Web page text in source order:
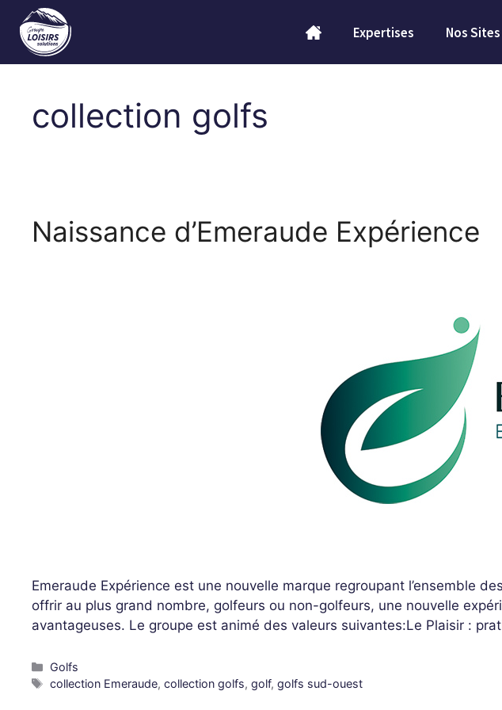
Expertises Nos Sites
collection golfs
Naissance d’Emeraude Expérience
Emeraude Expérience est une nouvelle marque regroupant l’ensemble
offrir au plus grand nombre, golfeurs ou non-golfeurs, une nouvelle
avantageuses. Le groupe est animé des valeurs suivantes:Le Plaisir :
Golfs
collection Emeraude,collection golfs,golf,golfs sud-ouest